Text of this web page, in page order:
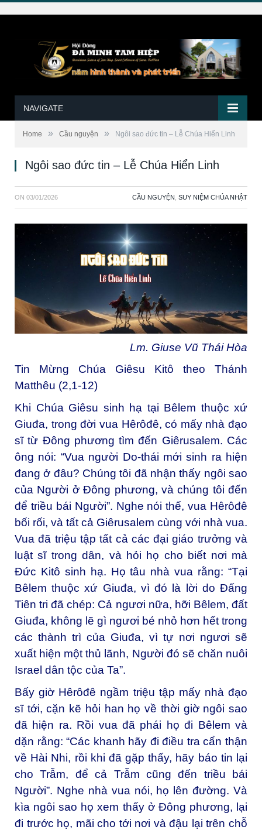
NAVIGATE
Home » Cầu nguyện » Ngôi sao đức tin – Lễ Chúa Hiển Linh
Ngôi sao đức tin – Lễ Chúa Hiển Linh
ON 03/01/2026 CẦU NGUYỆN SUY NIỆM CHÚA NHẬT
Lm. Giuse Vũ Thái Hòa
Tin Mừng Chúa Giêsu Kitô theo Thánh
Matthêu (2,1-12)
Khi Chúa Giêsu sinh hạ tại Bêlem thuộc xứ
Giuđa, trong đời vua Hêrôđê, có mấy nhà đạo
sĩ từ Đông phương tìm đến Giêrusalem. Các
ông nói: “Vua người Do-thái mới sinh ra hiện
đang ở đâu? Chúng tôi đã nhận thấy ngôi sao
của Người ở Đông phương, và chúng tôi đến
để triều bái Người”. Nghe nói thế, vua Hêrôđê
bối rối, và tất cả Giêrusalem cùng với nhà vua.
Vua đã triệu tập tất cả các đại giáo trưởng và
luật sĩ trong dân, và hỏi họ cho biết nơi mà
Đức Kitô sinh hạ. Họ tâu nhà vua rằng: “Tại
Bêlem thuộc xứ Giuđa, vì đó là lời do Đấng
Tiên tri đã chép: Cả ngươi nữa, hỡi Bêlem, đất
Giuđa, không lẽ gì ngươi bé nhỏ hơn hết trong
các thành trì của Giuđa, vì tự nơi ngươi sẽ
xuất hiện một thủ lãnh, Người đó sẽ chăn nuôi
Israel dân tộc của Ta”.
Bấy giờ Hêrôđê ngầm triệu tập mấy nhà đạo
sĩ tới, cặn kẽ hỏi han họ về thời giờ ngôi sao
đã hiện ra. Rồi vua đã phái họ đi Bêlem và
dặn rằng: “Các khanh hãy đi điều tra cẩn thận
về Hài Nhi, rồi khi đã gặp thấy, hãy báo tin lại
cho Trẫm, để cả Trẫm cũng đến triều bái
Người”. Nghe nhà vua nói, họ lên đường. Và
kìa ngôi sao họ xem thấy ở Đông phương, lại
đi trước họ, mãi cho tới nơi và đậu lại trên chỗ